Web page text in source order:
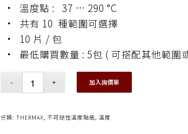
• 溫度點 : 37 … 290 °C
• 共有 10 種範圍可選擇
• 10 片 / 包
• 最低購買數量 : 5包 ( 可搭配其他範圍
加入詢價單
分類: THERMAX, 不可逆性溫度貼紙, 溫度